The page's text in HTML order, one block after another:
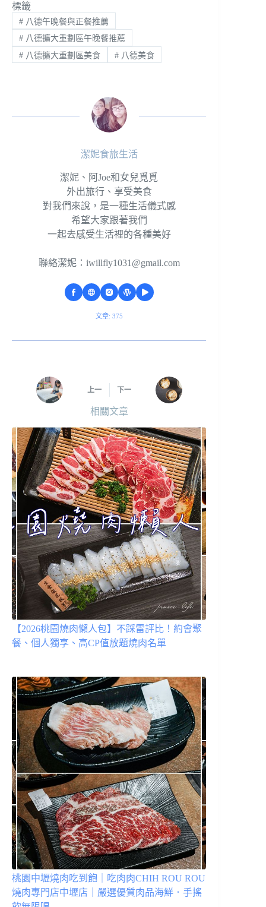
標籤
#八德午晚餐與正餐推薦
#八德擴大重劃區午晚餐推薦
#八德擴大重劃區美食 #八德美食
潔妮食旅生活
潔妮、阿Joe和女兒覓覓
外出旅行、享受美食
對我們來說，是一種生活儀式感
希望大家跟著我們
一起去感受生活裡的各種美好
聯絡潔妮： iwillfly1031@gmail.com
文章: 375
上一 下一
相關文章
【2026桃園燒肉懶人包】不踩雷評比！約會聚
餐、個人獨享、高CP值放題燒肉名單
桃園中壢燒肉吃到飽｜吃肉肉CHIH ROU ROU
燒肉專門店中壢店｜嚴選優質肉品海鮮．手搖